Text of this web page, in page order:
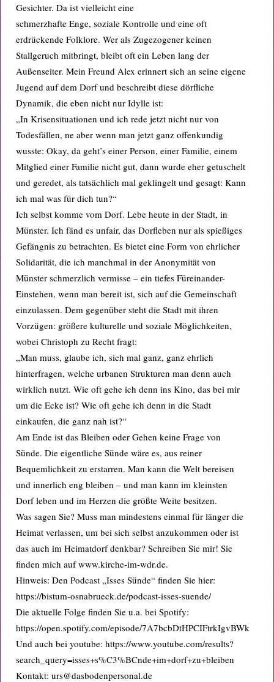
Gesichter. Da ist vielleicht eine
schmerzhafte Enge, soziale Kontrolle und eine oft
erdrückende Folklore. Wer als Zugezogener keinen
Stallgeruch mitbringt, bleibt oft ein Leben lang der
Außenseiter. Mein Freund Alex erinnert sich an seine eigene
Jugend auf dem Dorf und beschreibt diese dörfliche
Dynamik, die eben nicht nur Idylle ist:
„In Krisensituationen und ich rede jetzt nicht nur von
Todesfällen, ne aber wenn man jetzt ganz offenkundig
wusste: Okay, da geht’s einer Person, einer Familie, einem
Mitglied einer Familie nicht gut, dann wurde eher getuschelt
und geredet, als tatsächlich mal geklingelt und gesagt: Kann
ich mal was für dich tun?“
Ich selbst komme vom Dorf. Lebe heute in der Stadt, in
Münster. Ich fänd es unfair, das Dorfleben nur als spießiges
Gefängnis zu betrachten. Es bietet eine Form von ehrlicher
Solidarität, die ich manchmal in der Anonymität von
Münster schmerzlich vermisse – ein tiefes Füreinander-
Einstehen, wenn man bereit ist, sich auf die Gemeinschaft
einzulassen. Dem gegenüber steht die Stadt mit ihren
Vorzügen: größere kulturelle und soziale Möglichkeiten,
wobei Christoph zu Recht fragt:
„Man muss, glaube ich, sich mal ganz, ganz ehrlich
hinterfragen, welche urbanen Strukturen man denn auch
wirklich nutzt. Wie oft gehe ich denn ins Kino, das bei mir
um die Ecke ist? Wie oft gehe ich denn in die Stadt
einkaufen, die ganz nah ist?“
Am Ende ist das Bleiben oder Gehen keine Frage von
Sünde. Die eigentliche Sünde wäre es, aus reiner
Bequemlichkeit zu erstarren. Man kann die Welt bereisen
und innerlich eng bleiben – und man kann im kleinsten
Dorf leben und im Herzen die größte Weite besitzen.
Was sagen Sie? Muss man mindestens einmal für länger die
Heimat verlassen, um bei sich selbst anzukommen oder ist
das auch im Heimatdorf denkbar? Schreiben Sie mir! Sie
finden mich auf www.kirche-im-wdr.de.
Hinweis: Den Podcast „Isses Sünde“ finden Sie hier:
https://bistum-osnabrueck.de/podcast-isses-suende/
Die aktuelle Folge finden Sie u.a. bei Spotify:
https://open.spotify.com/episode/7A7bcbDtHPCIFtrkIgvBWk
Und auch bei youtube: https://www.youtube.com/results?
search_query=isses+s%C3%BCnde+im+dorf+zu+bleiben
Kontakt: urs@dasbodenpersonal.de